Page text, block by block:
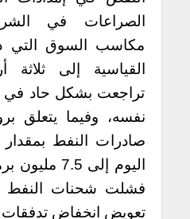
الصراعات في
مكاسب السوق التي
القياسية إلى ثلاثة
تراجعت بشكل حاد في
نفسه، وفيما يتعلق
اليوم إلى
فشلت شحنات النفط
تعويض انخفاض تدفقات